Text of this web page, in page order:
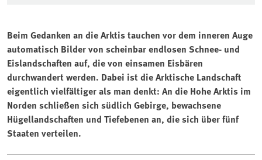
Beim Gedanken an die Arktis tauchen vor dem inneren Auge
automatisch Bilder von scheinbar endlosen Schnee- und
Eislandschaften auf, die von einsamen Eisbären
durchwandert werden. Dabei ist die Arktische Landschaft
eigentlich vielfältiger als man denkt: An die Hohe Arktis im
Norden schließen sich südlich Gebirge, bewachsene
Hügellandschaften und Tiefebenen an, die sich über fünf
Staaten verteilen.